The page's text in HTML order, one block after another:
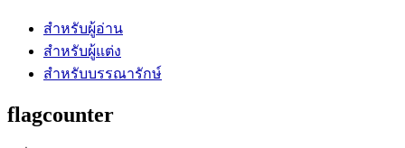
สำหรับผู้อ่าน
สำหรับผู้แต่ง
สำหรับบรรณารักษ์
flagcounter